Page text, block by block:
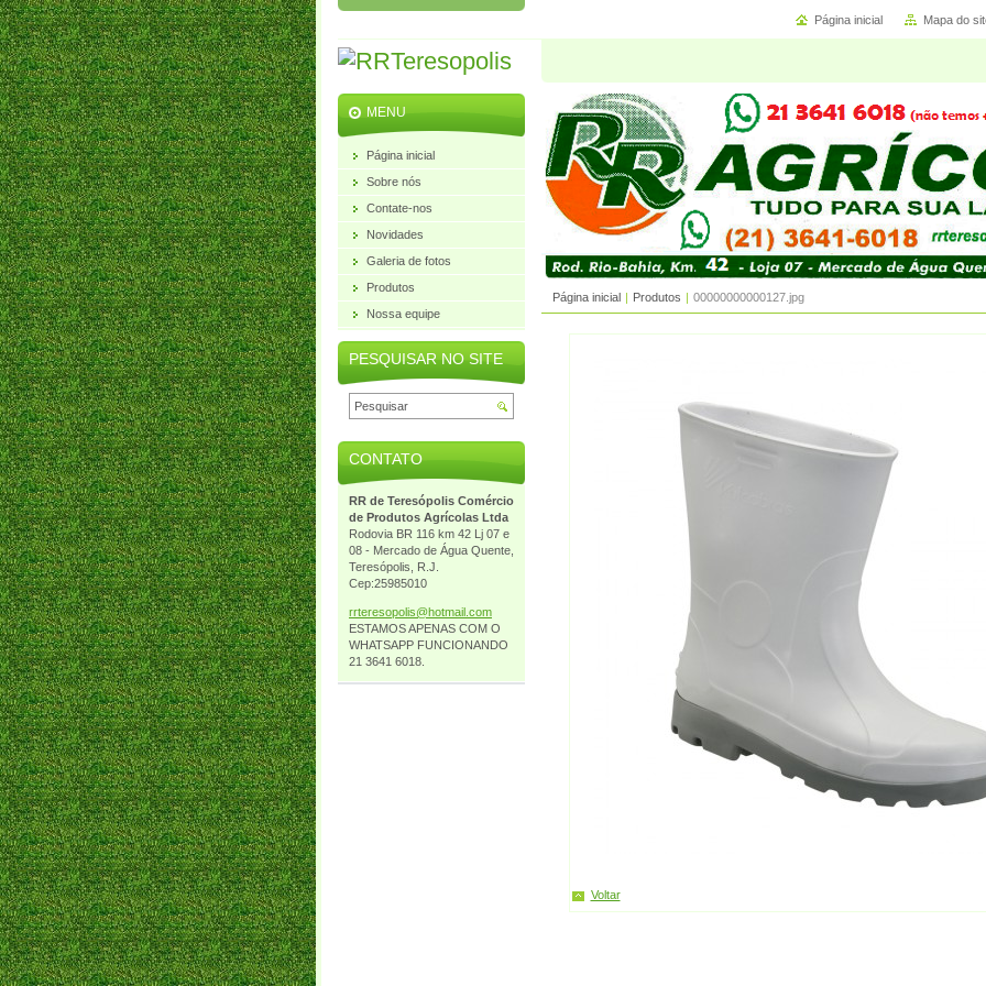
Página inicial | Produtos | 00000000000127.jpg
Voltar
MENU
Página inicial
Sobre nós
Contate-nos
Novidades
Galeria de fotos
Produtos
Nossa equipe
PESQUISAR NO SITE
CONTATO
RR de Teresópolis Comércio
de Produtos Agrícolas Ltda
Rodovia BR 116 km 42 Lj 07 e
08 - Mercado de Água Quente,
Teresópolis, R.J.
Cep:25985010
rrteresopolis@hotmail.com
ESTAMOS APENAS COM O
WHATSAPP FUNCIONANDO
21 3641 6018.
Página inicial Mapa do